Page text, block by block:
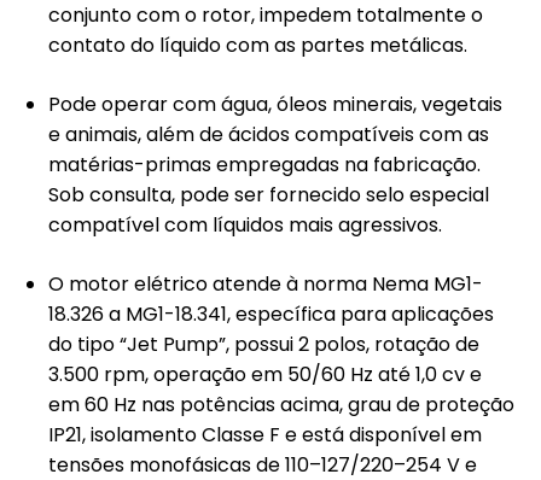
conjunto com o rotor, impedem totalmente o
contato do líquido com as partes metálicas.
Pode operar com água, óleos minerais, vegetais
e animais, além de ácidos compatíveis com as
matérias-primas empregadas na fabricação.
Sob consulta, pode ser fornecido selo especial
compatível com líquidos mais agressivos.
O motor elétrico atende à norma Nema MG1-
18.326 a MG1-18.341, específica para aplicações
do tipo “Jet Pump”, possui 2 polos, rotação de
3.500 rpm, operação em 50/60 Hz até 1,0 cv e
em 60 Hz nas potências acima, grau de proteção
IP21, isolamento Classe F e está disponível em
tensões monofásicas de 110–127/220–254 V e